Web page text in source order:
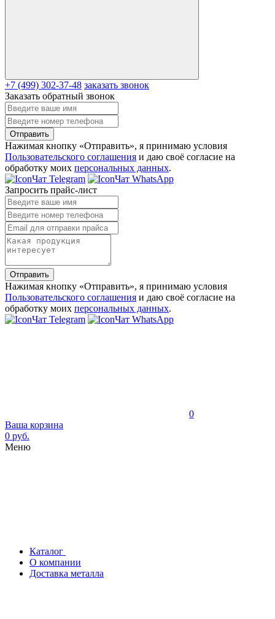
+7 (499) 302-37-48 заказать звонок
Заказать обратный звонок
Отправить
Нажимая кнопку «Отправить», я принимаю условия
Пользовательского соглашения и даю своё согласие на
обработку моих персональных данных.
Чат Telegram
Чат WhatsApp
Запросить прайс-лист
Отправить
Нажимая кнопку «Отправить», я принимаю условия
Пользовательского соглашения и даю своё согласие на
обработку моих персональных данных.
Чат Telegram
Чат WhatsApp
0
Ваша корзина
0 руб.
Меню
Каталог
О компании
Доставка металла